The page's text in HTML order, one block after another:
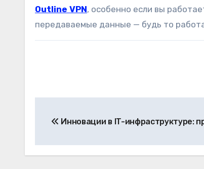
Outline VPN, особенно если вы
передаваемые данные — будь то
по
записям
Инновации в IT-инфраструктуре: